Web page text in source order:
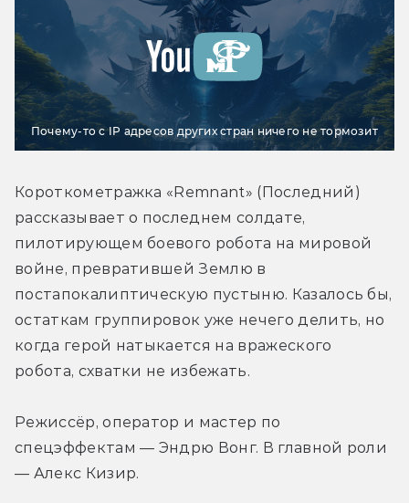
Почему-то с IP адресов других стран ничего не тормозит
Короткометражка «Remnant» (Последний)
рассказывает о последнем солдате,
пилотирующем боевого робота на мировой
войне, превратившей Землю в
постапокалиптическую пустыню. Казалось бы,
остаткам группировок уже нечего делить, но
когда герой натыкается на вражеского
робота, схватки не избежать.
Режиссёр, оператор и мастер по
спецэффектам — Эндрю Вонг. В главной роли
— Алекс Кизир.